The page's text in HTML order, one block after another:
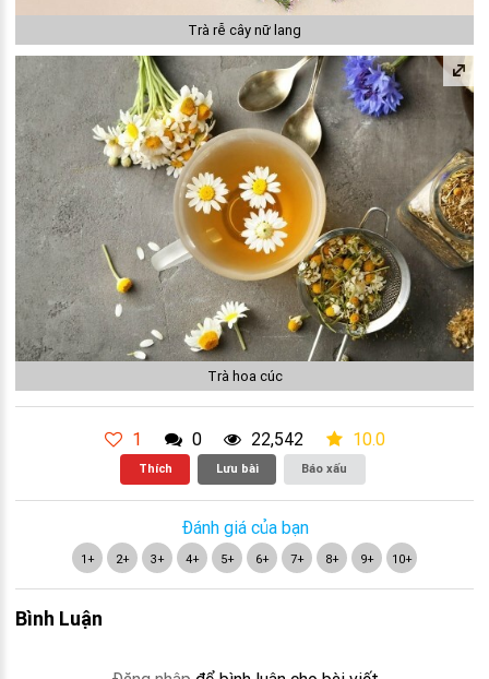
Trà rễ cây nữ lang
Trà hoa cúc
1 0 22,542 10.0
Thích Lưu bài Báo xấu
Đánh giá của bạn
1+ 2+ 3+ 4+ 5+ 6+ 7+ 8+ 9+ 10+
Bình Luận